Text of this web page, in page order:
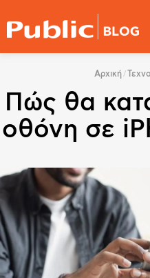
προς
το
κυρίως
are
here
Αρχική
Πώς θα
οθόνη σε